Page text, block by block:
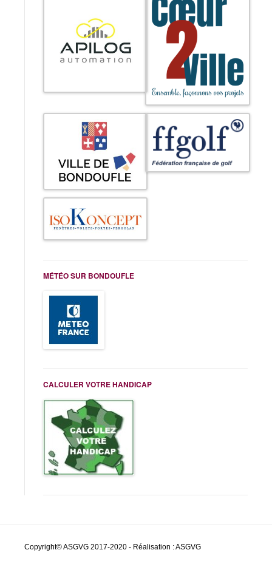
MÉTÉO SUR BONDOUFLE
CALCULER VOTRE HANDICAP
Copyright© ASGVG 2017-2020 - Réalisation : ASGVG